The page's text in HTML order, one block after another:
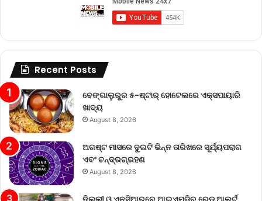
Recent Posts
ବେଙ୍ଗାଲୁରୁର ୫-ଷ୍ଟାର୍ ହୋଟେଲରେ ଏକ୍ସପାୟାରି
ଖାଦ୍ୟ
August 8, 2026
ଅଗଷ୍ଟ ମାସରେ ଦୁଇଟି ଭିନ୍ନ ତାରିଖରେ ସୂର୍ଯ୍ୟପରାଗ
ଏବଂ ଚନ୍ଦ୍ରଗ୍ରହଣ
August 8, 2026